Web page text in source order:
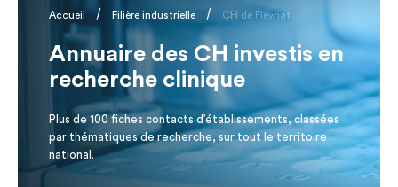
Accueil / Filière industrielle / CH de Fleyriat
Annuaire des CH investis en
recherche clinique
Plus de 100 fiches contacts d’établissements, classées
par thématiques de recherche, sur tout le territoire
national.